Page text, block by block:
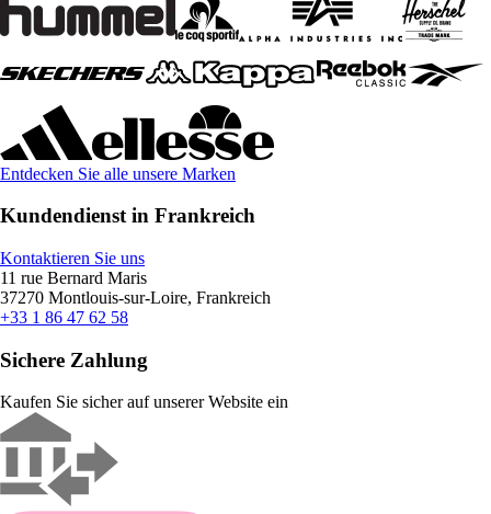
Entdecken Sie alle unsere Marken
Kundendienst in Frankreich
Kontaktieren Sie uns
11 rue Bernard Maris
37270 Montlouis-sur-Loire, Frankreich
+33 1 86 47 62 58
Sichere Zahlung
Kaufen Sie sicher auf unserer Website ein